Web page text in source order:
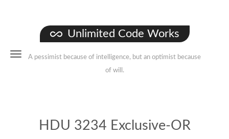
Unlimited Code Works
A pessimist because of intelligence, but an optimist because
of will.
HDU 3234 Exclusive-OR